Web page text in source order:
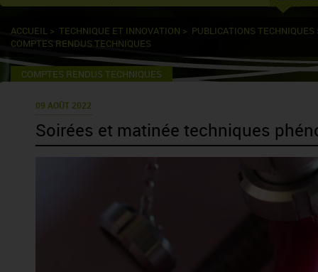
ACCUEIL > TECHNIQUE ET INNOVATION > PUBLICATIONS TECHNIQUES
COMPTES RENDUS TECHNIQUES
COMPTES RENDUS TECHNIQUES
09 AOÛT 2022
Soirées et matinée techniques